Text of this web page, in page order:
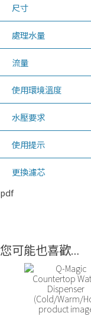
尺寸
處理水量
流量
使用環境溫度
水壓要求
使用提示
更換濾芯
pdf
您可能也喜歡…